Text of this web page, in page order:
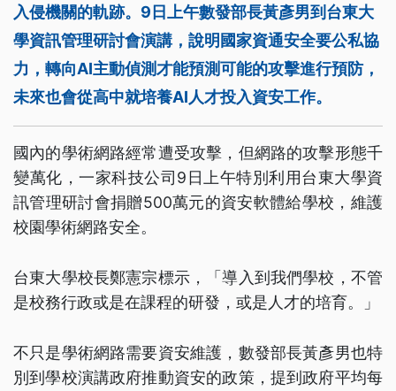
入侵機關的軌跡。9日上午數發部長黃彥男到台東大
學資訊管理研討會演講，說明國家資通安全要公私協
力，轉向AI主動偵測才能預測可能的攻擊進行預防，
未來也會從高中就培養AI人才投入資安工作。
國內的學術網路經常遭受攻擊，但網路的攻擊形態千
變萬化，一家科技公司9日上午特別利用台東大學資
訊管理研討會捐贈500萬元的資安軟體給學校，維護
校園學術網路安全。
台東大學校長鄭憲宗標示，「導入到我們學校，不管
是校務行政或是在課程的研發，或是人才的培育。」
不只是學術網路需要資安維護，數發部長黃彥男也特
別到學校演講政府推動資安的政策，提到政府平均每